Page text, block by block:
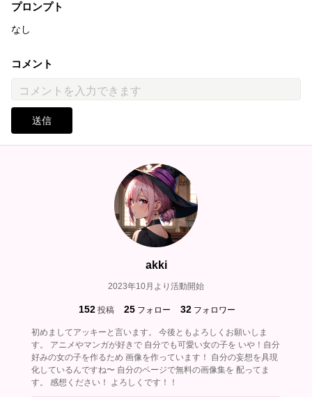
プロンプト
なし
コメント
送信
akki
2023年10月より活動開始
152 投稿 25 フォロー 32 フォロワー
初めましてアッキーと言います。 今後ともよろしくお願いしま
す。 アニメやマンガが好きで 自分でも可愛い女の子を いや！自分
好みの女の子を作るため 画像を作っています！ 自分の妄想を具現
化しているんですね〜 自分のページで無料の画像集を 配ってま
す。 感想ください！ よろしくです！！